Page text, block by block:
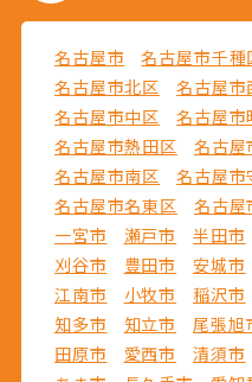
名古屋市 名古屋市千種
名古屋市北区
名古屋市
名古屋市中区
名古屋市
名古屋市熱田区
名古屋
名古屋市南区
名古屋市
名古屋市名東区
名古屋
一宮市
瀬戸市 半田市
刈谷市
豊田市 安城市
江南市
小牧市 稲沢市
知多市
知立市 尾張旭
田原市
愛西市 清須市